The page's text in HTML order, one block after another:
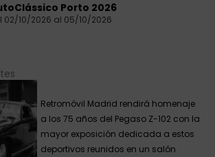
Porto 2026
02/10/2026 al 05/10/2026
Retromóvil Madrid rendirá homenaje
a los 75 años del Pegaso Z-102 con la
mayor exposición dedicada a estos
deportivos reunidos en un salón